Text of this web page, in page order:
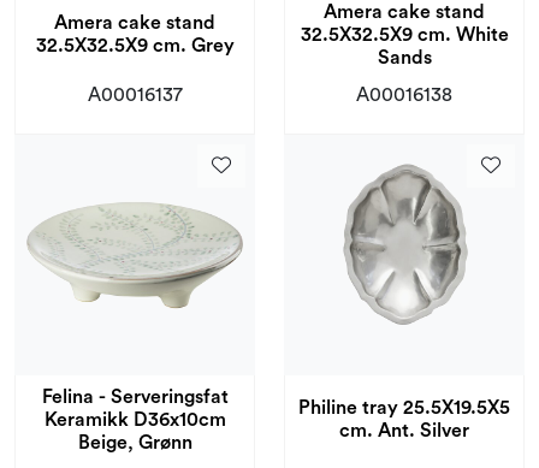
Amera cake stand
32.5X32.5X9 cm. Grey
A00016137
Amera cake stand
32.5X32.5X9 cm. White
Sands
A00016138
Felina - Serveringsfat
Keramikk D36x10cm
Beige, Grønn
Philine tray 25.5X19.5X5
cm. Ant. Silver